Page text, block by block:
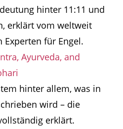
hinter 11:11 und
erklärt vom weltweit
für Engel.
Ayurveda, and
hinter allem, was in
wird – die
erklärt.